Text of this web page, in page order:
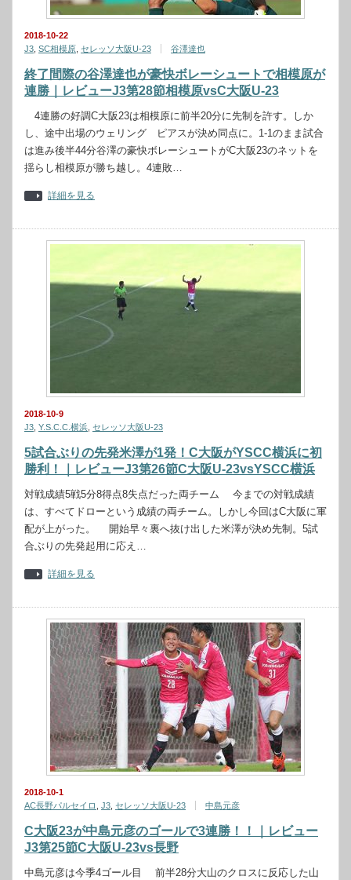
2018-10-22
J3 SC相模原 セレッソ大阪U-23 谷澤達也
終了間際の谷澤達也が豪快ボレーシュートで相模原が
連勝｜レビューJ3第28節相模原vsC大阪U-23
4連勝の好調C大阪23は相模原に前半20分に先制を許す。しか
し、途中出場のウェリング ピアスが決め同点に。1-1のまま試合
は進み後半44分谷澤の豪快ボレーシュートがC大阪23のネットを
揺らし相模原が勝ち越し。4連敗…
詳細を見る
2018-10-9
J3 Y.S.C.C.横浜 セレッソ大阪U-23
5試合ぶりの先発米澤が1発！C大阪がYSCC横浜に初
勝利！｜レビューJ3第26節C大阪U-23vsYSCC横浜
対戦成績5戦5分8得点8失点だった両チーム 今までの対戦成績
は、すべてドローという成績の両チーム。しかし今回はC大阪に軍
配が上がった。 開始早々裏へ抜け出した米澤が決め先制。5試
合ぶりの先発起用に応え…
詳細を見る
2018-10-1
AC長野パルセイロ
J3 セレッソ大阪U-23 中島元彦
C大阪23が中島元彦のゴールで3連勝！！｜レビュー
J3第25節C大阪U-23vs長野
中島元彦は今季4ゴール目 前半28分大山のクロスに反応した山